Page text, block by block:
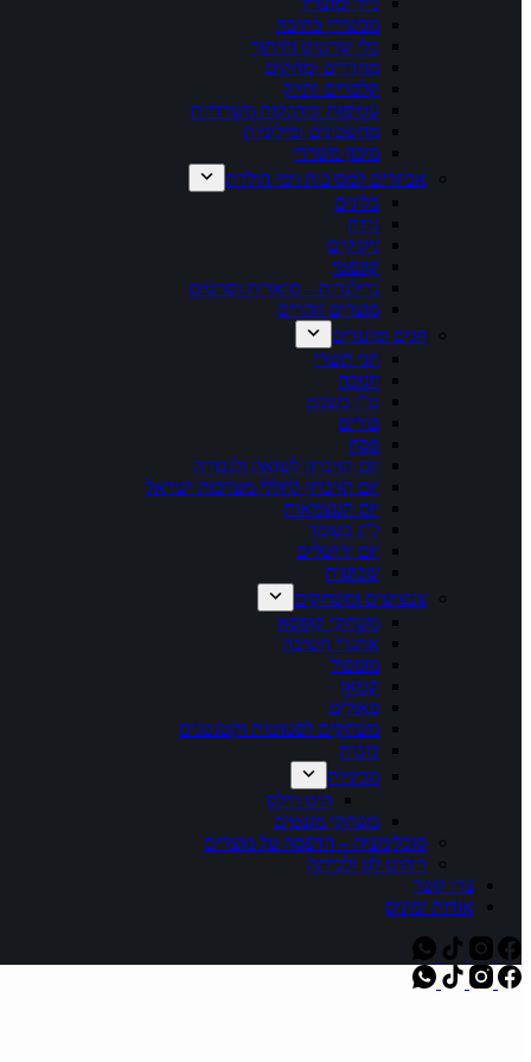
מכשירי כתיבה
כלי שרטוט וחיתוך
מחדדים ומחקים
קלסרים ותיוק
עטיפות ומדבקות משרדיות
מחשבונים ומילוניות
מיכון משרדי
אביזרים למסיבות וימי הולדת
בלונים
נרות
זיקוקים
קונפטי
גרילנדות – מוארות וסרטים
מוצרים זוהרים
חגים ומועדים
חגי תשרי
חנוכה
ט"ו בשבט
פורים
פסח
יום הזיכרון לשואה ולגבורה
יום הזיכרון לחללי מערכות ישראל
יום העצמאות
ל"ג בעומר
יום ירושלים
שבועות
צעצועים ומשחקים
משחקי קופסא
אתגרי חשיבה
מונופול
קטאן
פאזלים
משחקים לפעוטות וקטנטנים
בובות
מכוניות
הוט ווילס
משחקי מגנטים
סובלימציה – הדפסה על מוצרים
ריהוט לגן ולכיתה
צרו קשר
אודות ימיניס